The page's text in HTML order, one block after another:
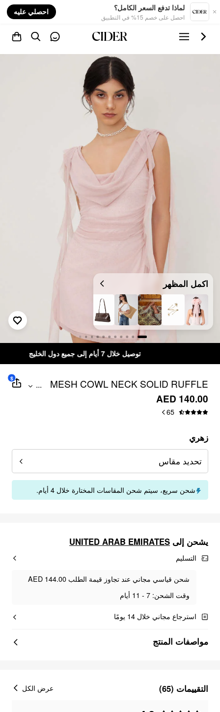
لماذا تدفع السعر الكامل؟
احصل على خصم 15% في التطبيق
احصلي عليه
اكمل المظهر
توصيل خلال 7 أيام إلى جميع دول الخليج
MESH COWL NECK SOLID RUFFLE
HEM RUCHED MINI DRESS
...
AED 140.00
65
$
زهري
تحديد مقاس
شحن سريع، سيتم شحن المقاسات المختارة خلال 4 أيام.
يشحن إلى UNITED ARAB EMIRATES
التسليم
شحن قياسي مجاني عند تجاوز قيمة الطلب AED 144.00
وقت الشحن: 7 - 11 أيام
استرجاع مجاني خلال 14 يومًا
مواصفات المنتج
التقييمات (65) عرض الكل